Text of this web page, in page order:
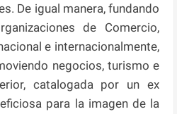
De igual manera, fundando
de Comercio,
e internacionalmente,
negocios, turismo e
catalogada por un ex
para la imagen de la